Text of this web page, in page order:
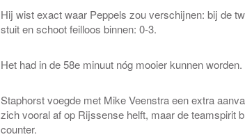
Hij wist exact waar Peppels zou verschijnen: bij de
stuit en schoot feilloos binnen: 0-3.
Het had in de 58e minuut nóg mooier kunnen
Staphorst voegde met Mike Veenstra een extra
zich vooral af op Rijssense helft, maar de teamspirit
counter.